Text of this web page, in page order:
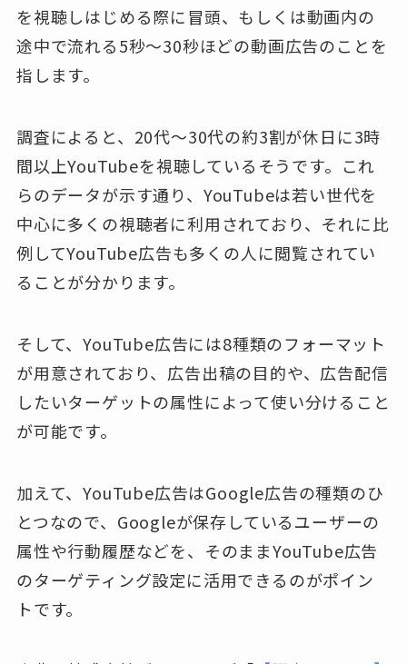
を視聴しはじめる際に冒頭、もしくは動画内の
途中で流れる5秒〜30秒ほどの動画広告のことを
指します。
調査によると、20代〜30代の約3割が休日に3時
間以上YouTubeを視聴しているそうです。これ
らのデータが示す通り、YouTubeは若い世代を
中心に多くの視聴者に利用されており、それに比
例してYouTube広告も多くの人に閲覧されてい
ることが分かります。
そして、YouTube広告には8種類のフォーマット
が用意されており、広告出稿の目的や、広告配信
したいターゲットの属性によって使い分けること
が可能です。
加えて、YouTube広告はGoogle広告の種類のひ
とつなので、Googleが保存しているユーザーの
属性や行動履歴などを、そのままYouTube広告
のターゲティング設定に活用できるのがポイン
トです。